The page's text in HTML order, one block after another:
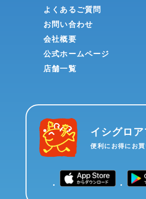
よくあるご質問
お問い合わせ
会社概要
公式ホームページ
店舗一覧
イシグロア
便利にお得にお買